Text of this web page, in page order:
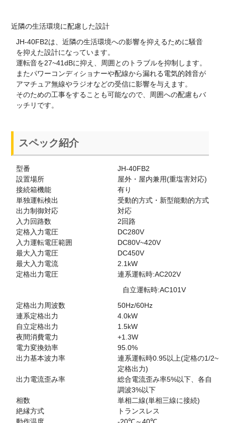
近隣の生活環境に配慮した設計
JH-40FB2は、近隣の生活環境への影響を抑えるために騒音
を抑えた設計になっています。
運転音を27~41dBに抑え、周囲とのトラブルを抑制します。
またパワーコンディショナーや配線から漏れる電気的雑音が
アマチュア無線やラジオなどの受信に影響を与えます。
そのための工事をすることも可能なので、周囲への配慮もバ
ッチリです。
スペック紹介
型番
JH-40FB2
設置場所
屋外・屋内兼用(重塩害対応)
接続箱機能
有り
単独運転検出
受動的方式・新型能動的方式
出力制御対応
対応
入力回路数
2回路
定格入力電圧
DC280V
入力運転電圧範囲
DC80V~420V
最大入力電圧
DC450V
最大入力電流
2.1kW
定格出力電圧
連系運転時:AC202V
自立運転時:AC101V
定格出力周波数
50Hz/60Hz
連系定格出力
4.0kW
自立定格出力
1.5kW
夜間消費電力
+1.3W
電力変換効率
95.0%
出力基本波力率
連系運転時0.95以上(定格の1/2~
定格出力)
出力電流歪み率
総合電流歪み率5%以下、各自
調波3%以下
相数
単相二線(単相三線に接続)
絶縁方式
トランスレス